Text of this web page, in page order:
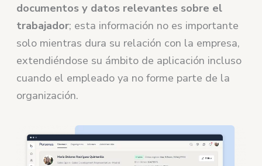
documentos y datos relevantes sobre el
trabajador; esta información no es importante
solo mientras dura su relación con la empresa,
extendiéndose su ámbito de aplicación incluso
cuando el empleado ya no forme parte de la
organización.